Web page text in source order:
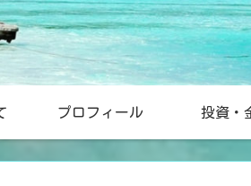
プロフィール 投資・